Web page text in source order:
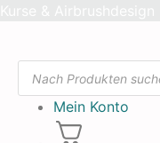
Products
search
Mein Konto